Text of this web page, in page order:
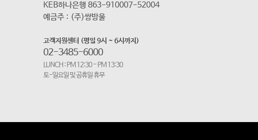
KEB하나은행 863-910007-52004
예금주 : (주)쌍방울
고객지원센터 (평일 9시 ~ 6시까지)
02-3485-6000
LUNCH : PM 12:30 - PM 13:30
토-일요일 및 공휴일 휴무